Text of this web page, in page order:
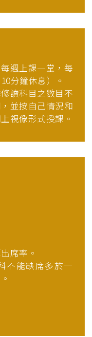
週上課一堂，每
分鐘休息）。
讀科目之數目不
並按自己情況和
視像形式授課。
席率。
不能缺席多於一